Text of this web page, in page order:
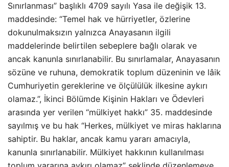
Sınırlanması” başlıklı 4709 sayılı Yasa ile değişik 13.
maddesinde: “Temel hak ve hürriyetler, özlerine
dokunulmaksızın yalnızca Anayasanın ilgili
maddelerinde belirtilen sebeplere bağlı olarak ve
ancak kanunla sınırlanabilir. Bu sınırlamalar, Anayasanın
sözüne ve ruhuna, demokratik toplum düzeninin ve lâik
Cumhuriyetin gereklerine ve ölçülülük ilkesine aykırı
olamaz.”, İkinci Bölümde Kişinin Hakları ve Ödevleri
arasında yer verilen “mülkiyet hakkı” 35. maddesinde
sayılmış ve bu hak “Herkes, mülkiyet ve miras haklarına
sahiptir. Bu haklar, ancak kamu yararı amacıyla,
kanunla sınırlanabilir. Mülkiyet hakkının kullanılması